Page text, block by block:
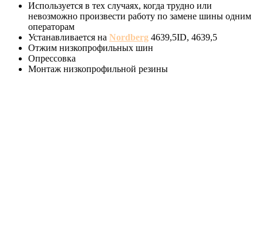
Используется в тех случаях, когда трудно или
невозможно произвести работу по замене шины одним
операторам
Устанавливается на Nordberg 4639,5ID, 4639,5
Отжим низкопрофильных шин
Опрессовка
Монтаж низкопрофильной резины